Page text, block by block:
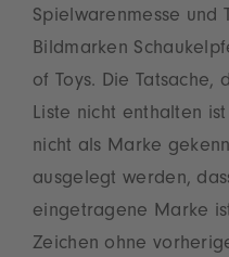
Spielwarenmesse und
Bildmarken
of Toys. Die Tatsache,
Liste nicht enthalten
nicht als Marke
ausgelegt werden,
eingetragene Marke
Zeichen ohne